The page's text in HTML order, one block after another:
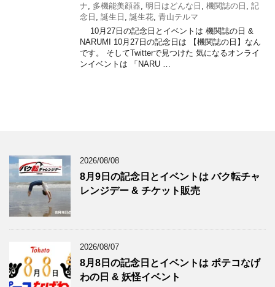
ナ
多機能美顔器 明日はどんな日 機関誌の日
記
念日
誕生日 誕生花 青山テルマ
10月27日の記念日とイベントは 機関誌の日 &
NARUMI 10月27日の記念日は 【機関誌の日】なん
です。 そしてTwitterで見つけた 気になるオンライ
ンイベントは 「NARU …
2026/08/08
8月9日の記念日とイベントは バク転チャ
レンジデー & チケット販売
2026/08/07
8月8日の記念日とイベントは ポテコなげ
わの日 & 妖怪イベント